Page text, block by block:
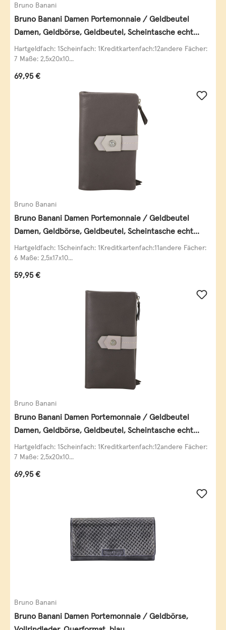
Bruno Banani
Bruno Banani Damen Portemonnaie / Geldbeutel
Damen, Geldbörse, Geldbeutel, Scheintasche echt
Leder
Hartgeldfach: 1Scheinfach: 1Kreditkartenfach:12andere Fächer:
7 Maße: 2,5x20x10...
Regulärer Preis:
69,95 €
Bruno Banani
Bruno Banani Damen Portemonnaie / Geldbeutel
Damen, Geldbörse, Geldbeutel, Scheintasche echt
Leder
Hartgeldfach: 1Scheinfach: 1Kreditkartenfach:11andere Fächer:
6 Maße: 2,5x17x10...
Regulärer Preis:
59,95 €
Bruno Banani
Bruno Banani Damen Portemonnaie / Geldbeutel
Damen, Geldbörse, Geldbeutel, Scheintasche echt
Leder
Hartgeldfach: 1Scheinfach: 1Kreditkartenfach:12andere Fächer:
7 Maße: 2,5x20x10...
Regulärer Preis:
69,95 €
Bruno Banani
Bruno Banani Damen Portemonnaie / Geldbörse,